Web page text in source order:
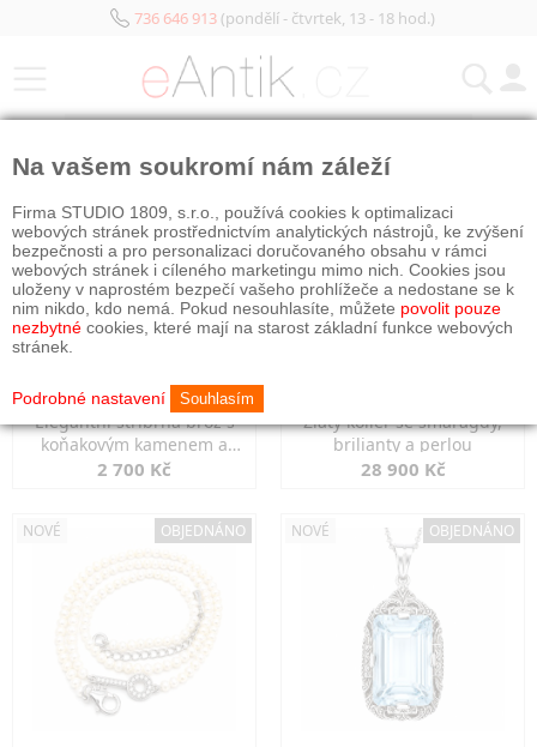
736 646 913(pondělí - čtvrtek, 13 - 18 hod.)
Elegantní stříbrná brož s
koňakovým kamenem a
markazity
2 700 Kč
Zlatý kolier se smaragdy,
brilianty a perlou
28 900 Kč
NOVÉ OBJEDNÁNO NOVÉ OBJEDNÁNO
Na vašem soukromí nám záleží
Firma STUDIO 1809, s.r.o., používá cookies k optimalizaci
webových stránek prostřednictvím analytických nástrojů, ke zvýšení
bezpečnosti a pro personalizaci doručovaného obsahu v rámci
webových stránek i cíleného marketingu mimo nich. Cookies jsou
uloženy v naprostém bezpečí vašeho prohlížeče a nedostane se k
nim nikdo, kdo nemá. Pokud nesouhlasíte, můžete povolit pouze
nezbytné cookies, které mají na starost základní funkce webových
stránek.
Podrobné nastavení Souhlasím